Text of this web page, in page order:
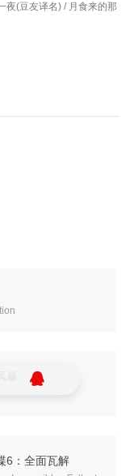
夜(豆友译名) / 月食来的那
6：全面瓦解